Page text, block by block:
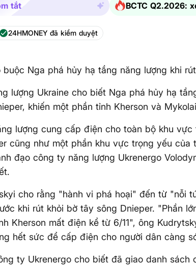
tắt BCTC Q2.2026:
24HMONEY đã kiểm duyệt
buộc Nga phá hủy hạ tầng năng lượng khi
lượng Ukraine cho biết Nga phá hủy hạ
khiến một phần tỉnh Kherson và
lượng cung cấp điện cho toàn bộ khu vực
cũng như một phần khu vực trọng yếu của
đạo công ty năng lượng Ukrenergo
cho rằng "hành vi phá hoại" đến từ "nỗi
khi rút khỏi bờ tây sông Dnieper. "Phần
Kherson mất điện kể từ 6/11", ông
hết sức để cấp điện cho người dân càng
ty Ukrenergo cho biết đã giao danh sách